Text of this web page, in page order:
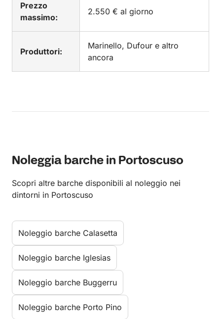
Prezzo
massimo:
2.550 € al giorno
Produttori:
Marinello, Dufour e altro
ancora
Noleggia barche in Portoscuso
Scopri altre barche disponibili al noleggio nei
dintorni in Portoscuso
Noleggio barche Calasetta
Noleggio barche Iglesias
Noleggio barche Buggerru
Noleggio barche Porto Pino